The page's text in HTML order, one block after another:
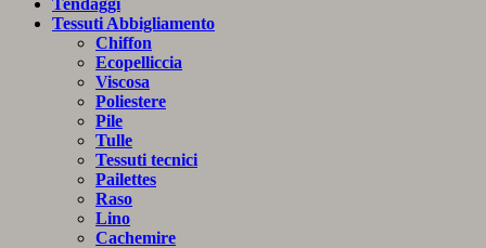
40x70
quantità
Tendaggi
Tessuti Abbigliamento
Chiffon
Ecopelliccia
Viscosa
Poliestere
Pile
Tulle
Tessuti tecnici
Pailettes
Raso
Lino
Cachemire